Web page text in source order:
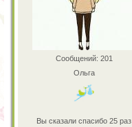
Сообщений: 201
Ольга
Вы сказали спасибо 25 раз